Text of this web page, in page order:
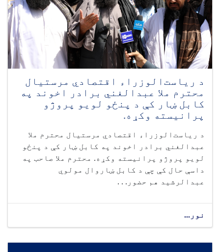
د ریاست‌الوزراء اقتصادي مرستیال
محترم ملا عبدالغني برادر اخوند په
کابل ښار کې د پنځو لویو پروژو
پرانیسته وکړه.
د ریاست‌الوزراء اقتصادي مرستیال محترم ملا
عبدالغني برادر اخوند په کابل ښار کې د پنځو
لویو پروژو پرانیسته وکړه. محترم ملا صاحب په
داسې حال کې چې د کابل ښاروال مولوي
عبدالرشید هم حضور. . .
نور...